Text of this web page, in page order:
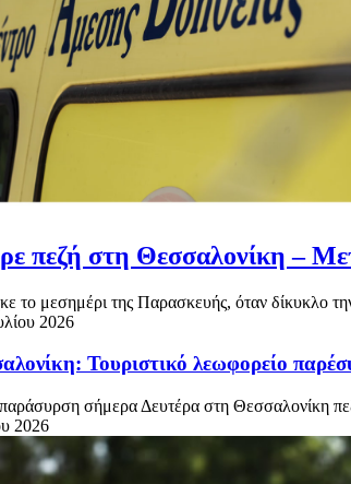
πεζή στη Θεσσαλονίκη –
το μεσημέρι της Παρασκευής, όταν
2026
Τουριστικό λεωφορείο
σήμερα Δευτέρα στη Θεσσαλονίκη
2026